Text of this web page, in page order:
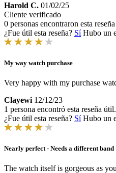
Harold C. 01/02/25
Cliente verificado
0 personas encontraron esta
¿Fue útil esta reseña? Sí Hubo un
My way watch purchase
Very happy with my purchase
Clayewi 12/12/23
1 persona encontró esta reseña útil.
¿Fue útil esta reseña? Sí Hubo un
Nearly perfect - Needs a different band
The watch itself is gorgeous as